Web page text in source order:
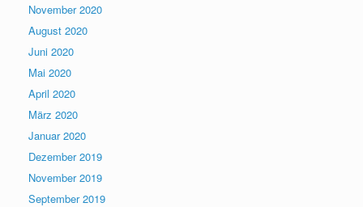
November 2020
August 2020
Juni 2020
Mai 2020
April 2020
März 2020
Januar 2020
Dezember 2019
November 2019
September 2019